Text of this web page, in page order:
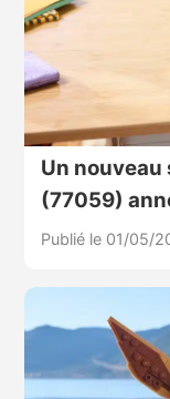
Un nouveau
(77059)
Publié le 01/05/